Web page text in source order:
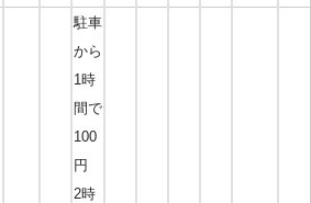
駐車
から
1時
間で
100
円
2時